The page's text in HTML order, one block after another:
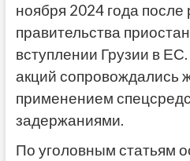
ноября 2024 года
правительства
вступлении Грузии в
акций сопровождались
применением
задержаниями.
По уголовным статьям